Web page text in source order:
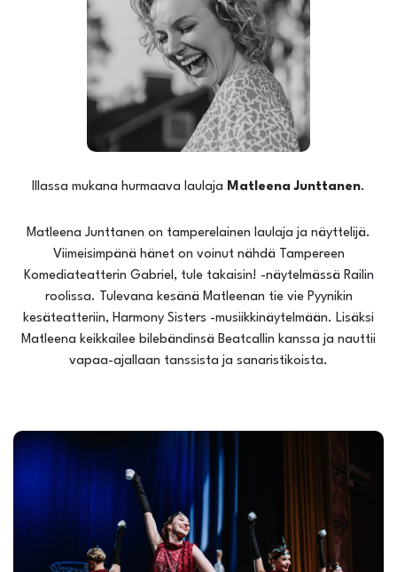
Illassa mukana hurmaava laulaja Matleena Junttanen.
Matleena Junttanen on tamperelainen laulaja ja näyttelijä.
Viimeisimpänä hänet on voinut nähdä Tampereen
Komediateatterin Gabriel, tule takaisin! -näytelmässä Railin
roolissa. Tulevana kesänä Matleenan tie vie Pyynikin
kesäteatteriin, Harmony Sisters -musiikkinäytelmään. Lisäksi
Matleena keikkailee bilebändinsä Beatcallin kanssa ja nauttii
vapaa-ajallaan tanssista ja sanaristikoista.